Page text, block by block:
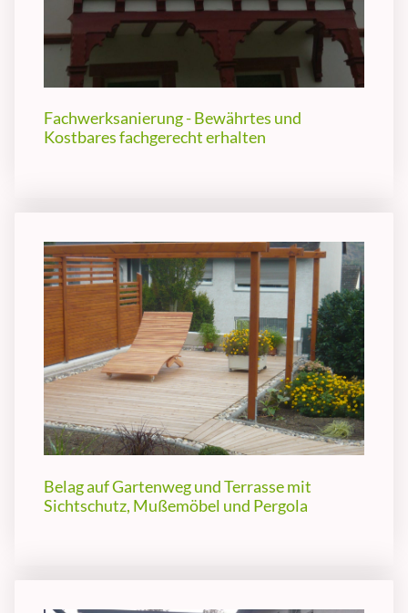
Fachwerksanierung - Bewährtes und
Kostbares fachgerecht erhalten
Belag auf Gartenweg und Terrasse mit
Sichtschutz, Mußemöbel und Pergola